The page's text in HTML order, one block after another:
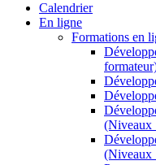
Calendrier
En ligne
Formations en
(Niveaux
(Niveaux